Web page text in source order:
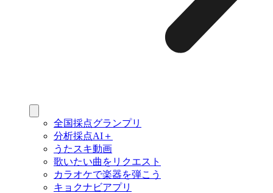
全国採点グランプリ
分析採点AI＋
うたスキ動画
歌いたい曲をリクエスト
カラオケで楽器を弾こう
キョクナビアプリ